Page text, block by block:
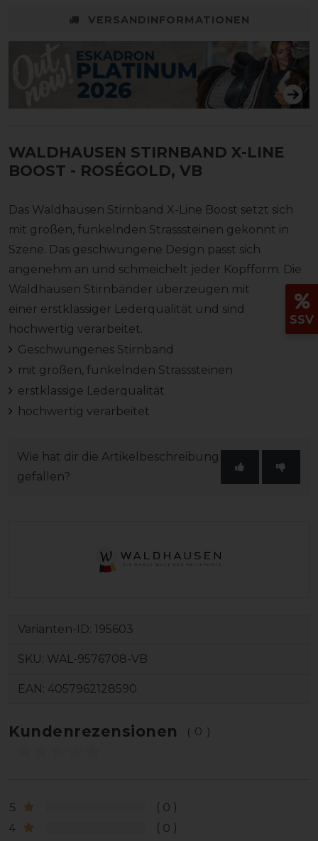
VERSANDINFORMATIONEN
WALDHAUSEN STIRNBAND X-LINE
BOOST - ROSÉGOLD, VB
Das Waldhausen Stirnband X-Line Boost setzt sich
mit großen, funkelnden Strasssteinen gekonnt in
Szene. Das geschwungene Design passt sich
angenehm an und schmeichelt jeder Kopfform. Die
Waldhausen Stirnbänder überzeugen mit
einer erstklassiger Lederqualität und sind
hochwertig verarbeitet.
Geschwungenes Stirnband
mit großen, funkelnden Strasssteinen
erstklassige Lederqualität
hochwertig verarbeitet
Wie hat dir die Artikelbeschreibung
gefallen?
Varianten-ID: 195603
SKU: WAL-9576708-VB
EAN: 4057962128590
Kundenrezensionen (0)
5
0
4
0
SSV